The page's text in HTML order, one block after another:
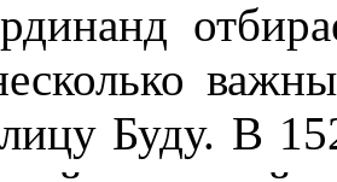
Буду. В